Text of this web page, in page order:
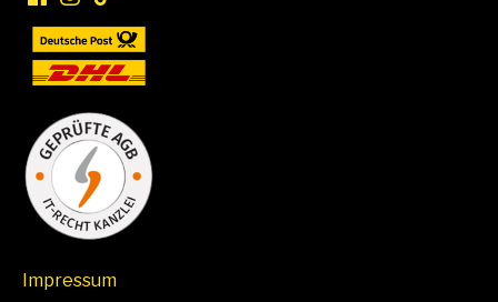
Impressum